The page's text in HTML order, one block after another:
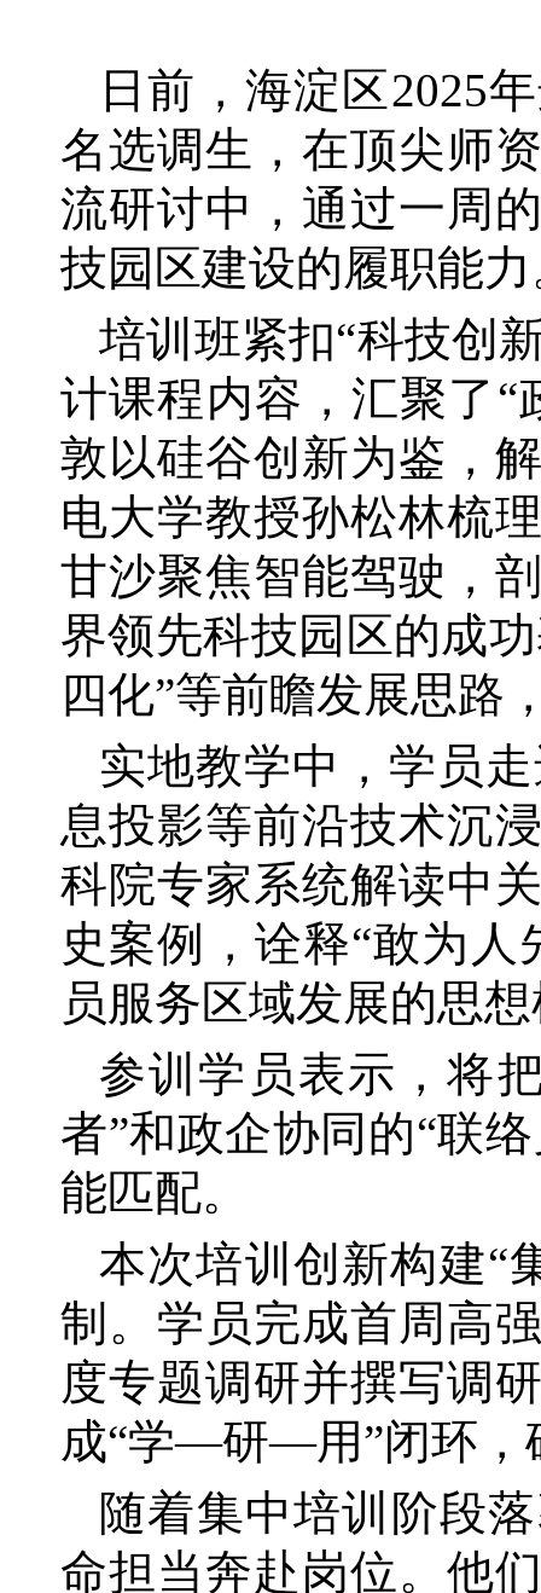
日前，海淀区2025
名选调生，在顶尖师
流研讨中，通过一周
技园区建设的履职能
培训班紧扣“科技创
计课程内容，汇聚了“
敦以硅谷创新为鉴，
电大学教授孙松林梳
甘沙聚焦智能驾驶，
界领先科技园区的成
四化”等前瞻发展思路
实地教学中，学员
息投影等前沿技术沉
科院专家系统解读中
史案例，诠释“敢为
员服务区域发展的思
参训学员表示，将
者”和政企协同的“联
能匹配。
本次培训创新构建“
制。学员完成首周高
度专题调研并撰写调
成“学—研—用”闭环，
随着集中培训阶段
命担当奔赴岗位。他